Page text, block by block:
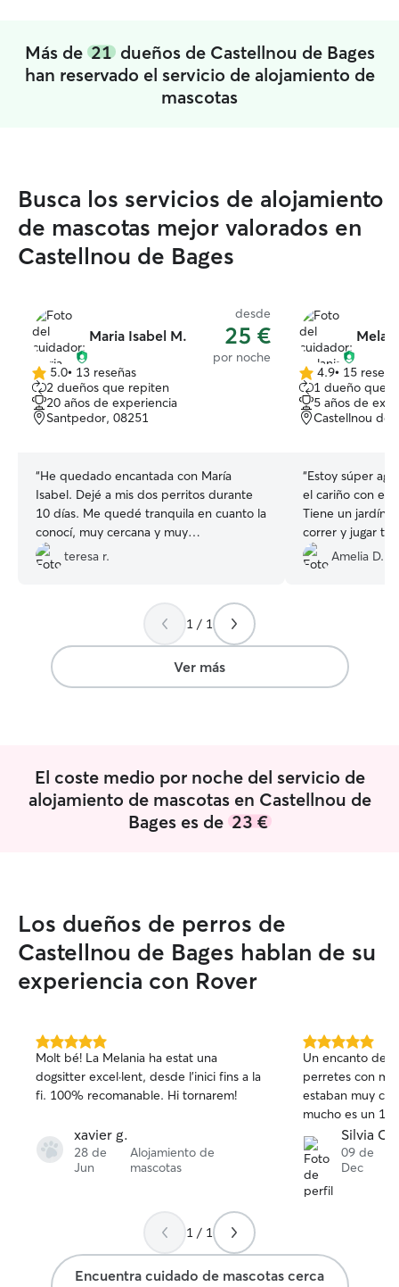
Más de 21dueños de Castellnou de Bages
han reservado el servicio de alojamiento de
mascotas
Busca los servicios de alojamiento
de mascotas mejor valorados en
Castellnou de Bages
Maria Isabel M.
desde
25 €
por noche
5.0
de
5
estrellas
5.0• 13 reseñas
2 dueños que repiten
20 años de experiencia
Santpedor, 08251
“He quedado encantada con María
Isabel. Dejé a mis dos perritos durante
10 días. Me quedé tranquila en cuanto la
conocí, muy cercana y muy
profesional.Cada día he recibido alguna
foto o algún mensaje explicándome
informada. Cuando tú mascota es uno
más de la familia lo que buscas en un
servicio así sobretodo es tranquilidad y
saber que van a estar bien cuidados y
sin duda María Isabel me transmitió todo
teresa r.
4.9
de
5
estrellas
4.9• 15
1 dueño que
5 años de
Castellnou de
“Estoy súper
el cariño con el
Tiene un jardín
correr y jugar
encantaba
verlo feliz. Se
Amelia D.
1 / 1
Ver más
El coste medio por noche del servicio de
alojamiento de mascotas en Castellnou de
Bages es de 23 €
Los dueños de perros de
Castellnou de Bages hablan de su
experiencia con Rover
5.0
de
5
estrellas
Molt bé! La Melania ha estat una
dogsitter excel·lent, desde l'inici fins a la
fi. 100% recomanable. Hi tornarem!
xavier g.
28 de
Jun
Alojamiento de
mascotas
5.0
de
5
estrellas
Un encanto de
perretes con
estaban muy
mucho es un 10.
Silvia C.
09 de
Dec
1 / 1
Encuentra cuidado de mascotas cerca